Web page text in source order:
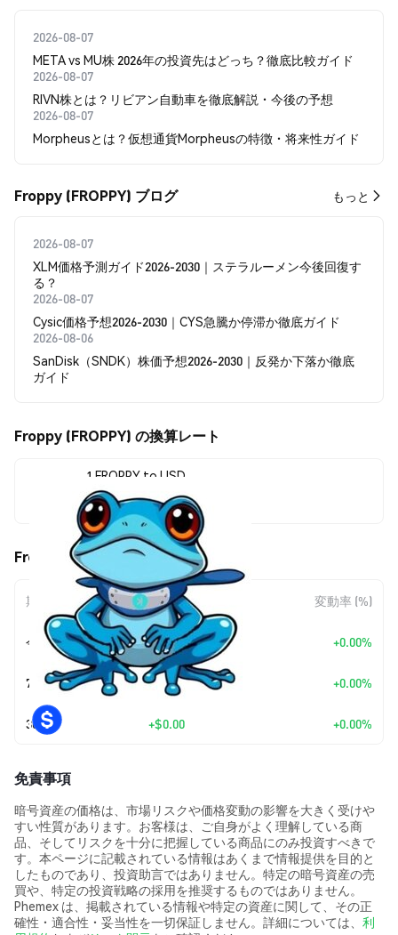
2026-08-07
META vs MU株 2026年の投資先はどっち？徹底比較ガイド
2026-08-07
RIVN株とは？リビアン自動車を徹底解説・今後の予想
2026-08-07
Morpheusとは？仮想通貨Morpheusの特徴・将来性ガイド
Froppy (FROPPY) ブログ もっと
2026-08-07
XLM価格予測ガイド2026-2030｜ステラルーメン今後回復す
る？
2026-08-07
Cysic価格予想2026-2030｜CYS急騰か停滞か徹底ガイド
2026-08-06
SanDisk（SNDK）株価予想2026-2030｜反発か下落か徹底
ガイド
Froppy (FROPPY) の換算レート
1 FROPPY to USD
$0.0<sub>8</sub>5993
Froppy (FROPPY) の価格変動
期間 金額変動 変動率 (%)
今日 +$0.00 +0.00%
7日 +$0.00 +0.00%
30日 +$0.00 +0.00%
免責事項
暗号資産の価格は、市場リスクや価格変動の影響を大きく受けや
すい性質があります。お客様は、ご自身がよく理解している商
品、そしてリスクを十分に把握している商品にのみ投資すべきで
す。本ページに記載されている情報はあくまで情報提供を目的と
したものであり、投資助言ではありません。特定の暗号資産の売
買や、特定の投資戦略の採用を推奨するものではありません。
Phemex は、掲載されている情報や特定の資産に関して、その正
確性・適合性・妥当性を一切保証しません。詳細については、 利